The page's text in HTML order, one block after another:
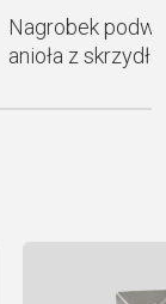
Nagrobek
anioła z